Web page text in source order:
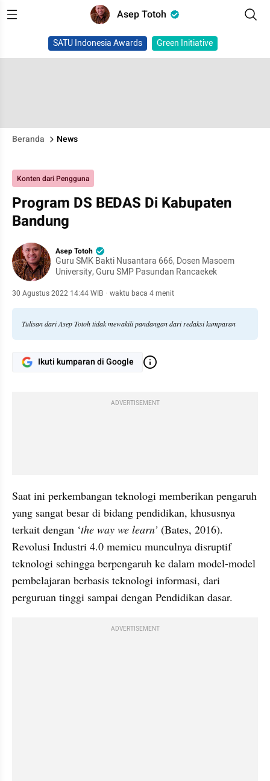
Asep Totoh
SATU Indonesia Awards Green Initiative
Beranda News
Konten dari Pengguna
Program DS BEDAS Di Kabupaten
Bandung
Asep Totoh
Guru SMK Bakti Nusantara 666, Dosen Masoem
University, Guru SMP Pasundan Rancaekek
30 Agustus 2022 14:44 WIB · waktu baca 4 menit
Tulisan dari Asep Totoh tidak mewakili pandangan dari redaksi kumparan
Ikuti kumparan di Google
ADVERTISEMENT
Saat ini perkembangan teknologi memberikan pengaruh
yang sangat besar di bidang pendidikan, khususnya
terkait dengan ‘the way we learn’ (Bates, 2016).
Revolusi Industri 4.0 memicu munculnya disruptif
teknologi sehingga berpengaruh ke dalam model-model
pembelajaran berbasis teknologi informasi, dari
perguruan tinggi sampai dengan Pendidikan dasar.
ADVERTISEMENT